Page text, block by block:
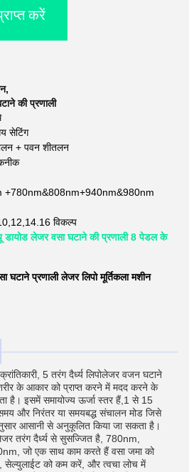
करें
,
की प्रणाली
सेटिंग
+ पवन शीतलन
+780nm&808nm+940nm&980nm
विकल्प
डायोड लेजर वसा घटाने की प्रणाली 8 पेडल के
प्रणाली लेजर लिपो मूर्तिकला मशीन
5 तरंग दैर्ध्य लिपोलेजर वजन घटाने
के आकार को प्राप्त करने में मदद करने के
है। इसमें समायोज्य ऊर्जा स्तर हैं,1 से 15
और निरंतर या समयबद्ध संचालन मोड जिसे
आसानी से अनुकूलित किया जा सकता है।
तरंग दैर्ध्य से सुसज्जित है, 780nm,
जो एक साथ काम करते हैं वसा जमा को
को कम करें, और त्वचा लोच में